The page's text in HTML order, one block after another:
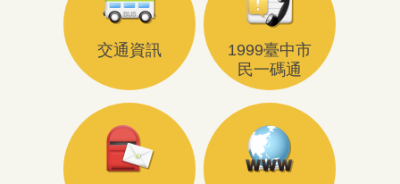
交通資訊
1999臺中市
民一碼通